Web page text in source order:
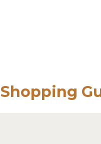
Shopping